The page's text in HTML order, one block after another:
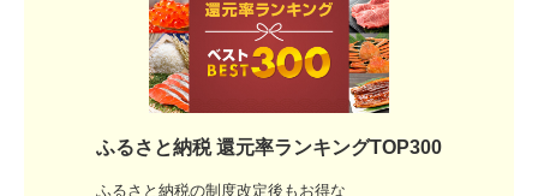
ふるさと納税 還元率ランキングTOP300
ふるさと納税の制度改定後もお得な